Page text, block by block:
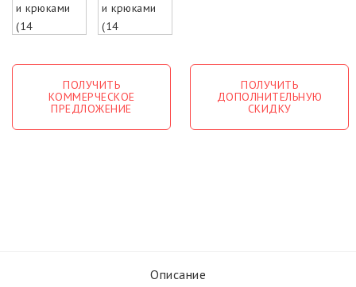
ПОЛУЧИТЬ
КОММЕРЧЕСКОЕ
ПРЕДЛОЖЕНИЕ
ПОЛУЧИТЬ
ДОПОЛНИТЕЛЬНУЮ
СКИДКУ
Описание